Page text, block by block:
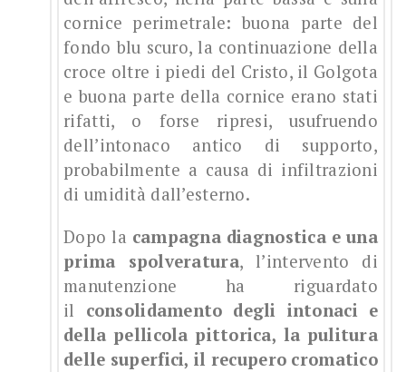
cornice perimetrale: buona parte del
fondo blu scuro, la continuazione della
croce oltre i piedi del Cristo, il Golgota
e buona parte della cornice erano stati
rifatti, o forse ripresi, usufruendo
dell’intonaco antico di supporto,
probabilmente a causa di infiltrazioni
di umidità dall’esterno.
Dopo la campagna diagnostica e una
prima spolveratura, l’intervento di
manutenzione ha riguardato
il consolidamento degli intonaci e
della pellicola pittorica, la pulitura
delle superfici, il recupero cromatico